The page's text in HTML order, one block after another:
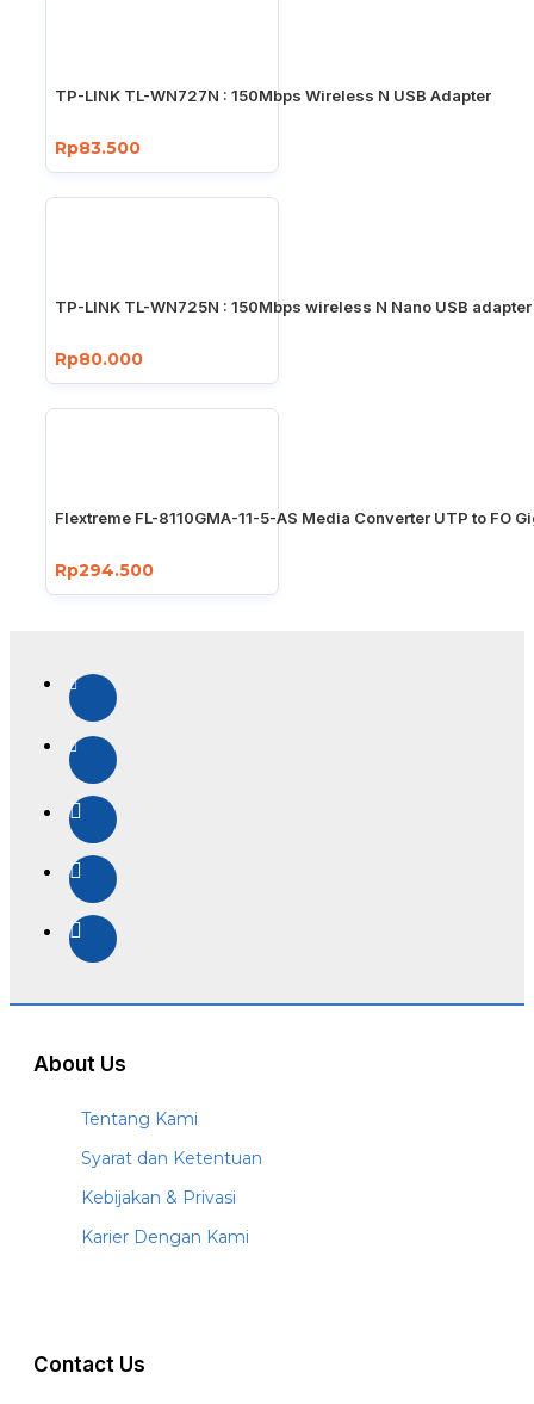
TP-LINK TL-WN727N : 150Mbps Wireless N USB Adapter
Rp83.500
TP-LINK TL-WN725N : 150Mbps wireless N Nano USB adapter
Rp80.000
Flextreme FL-8110GMA-11-5-AS Media Converter UTP to FO
Rp294.500
About Us
Tentang Kami
Syarat dan Ketentuan
Kebijakan & Privasi
Karier Dengan Kami
Contact Us